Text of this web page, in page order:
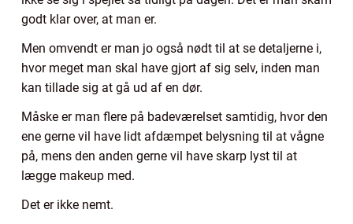
godt klar over, at man er.
Men omvendt er man jo også nødt til at se detaljerne i,
hvor meget man skal have gjort af sig selv, inden man
kan tillade sig at gå ud af en dør.
Måske er man flere på badeværelset samtidig, hvor den
ene gerne vil have lidt afdæmpet belysning til at vågne
på, mens den anden gerne vil have skarp lyst til at
lægge makeup med.
Det er ikke nemt.